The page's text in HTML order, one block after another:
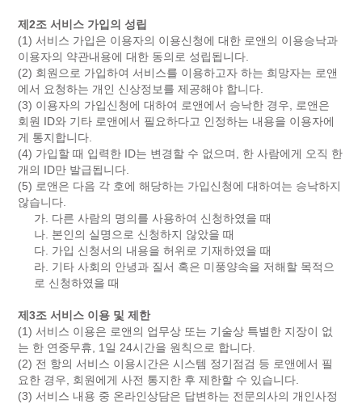
제2조 서비스 가입의 성립
(1) 서비스 가입은 이용자의 이용신청에 대한 로앤의 이용승낙과
이용자의 약관내용에 대한 동의로 성립됩니다.
(2) 회원으로 가입하여 서비스를 이용하고자 하는 희망자는 로앤
에서 요청하는 개인 신상정보를 제공해야 합니다.
(3) 이용자의 가입신청에 대하여 로앤에서 승낙한 경우, 로앤은
회원 ID와 기타 로앤에서 필요하다고 인정하는 내용을 이용자에
게 통지합니다.
(4) 가입할 때 입력한 ID는 변경할 수 없으며, 한 사람에게 오직 한
개의 ID만 발급됩니다.
(5) 로앤은 다음 각 호에 해당하는 가입신청에 대하여는 승낙하지
않습니다.
가. 다른 사람의 명의를 사용하여 신청하였을 때
나. 본인의 실명으로 신청하지 않았을 때
다. 가입 신청서의 내용을 허위로 기재하였을 때
라. 기타 사회의 안녕과 질서 혹은 미풍양속을 저해할 목적으
로 신청하였을 때
제3조 서비스 이용 및 제한
(1) 서비스 이용은 로앤의 업무상 또는 기술상 특별한 지장이 없
는 한 연중무휴, 1일 24시간을 원칙으로 합니다.
(2) 전 항의 서비스 이용시간은 시스템 정기점검 등 로앤에서 필
요한 경우, 회원에게 사전 통지한 후 제한할 수 있습니다.
(3) 서비스 내용 중 온라인상담은 답변하는 전문의사의 개인사정